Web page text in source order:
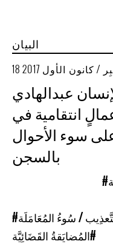
البيان
/ كانون الأول 2017
عبدالهادي
انتقامية في
سوء الأحوال
بالسجن
/ سُوءُ المُعَامَلَة
#المُضايَقةُ القَضَائِيَّة